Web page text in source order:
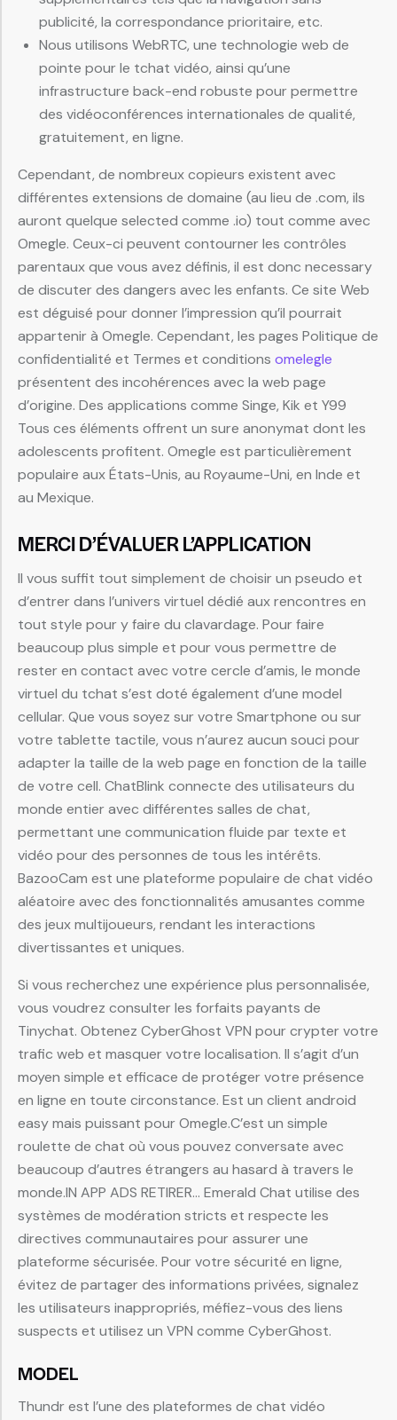
publicité, la correspondance prioritaire, etc.
Nous utilisons WebRTC, une technologie web de
pointe pour le tchat vidéo, ainsi qu’une
infrastructure back-end robuste pour permettre
des vidéoconférences internationales de qualité,
gratuitement, en ligne.
Cependant, de nombreux copieurs existent avec
différentes extensions de domaine (au lieu de .com, ils
auront quelque selected comme .io) tout comme avec
Omegle. Ceux-ci peuvent contourner les contrôles
parentaux que vous avez définis, il est donc necessary
de discuter des dangers avec les enfants. Ce site Web
est déguisé pour donner l’impression qu’il pourrait
appartenir à Omegle. Cependant, les pages Politique de
confidentialité et Termes et conditions omelegle
présentent des incohérences avec la web page
d’origine. Des applications comme Singe, Kik et Y99
Tous ces éléments offrent un sure anonymat dont les
adolescents profitent. Omegle est particulièrement
populaire aux États-Unis, au Royaume-Uni, en Inde et
au Mexique.
MERCI D’ÉVALUER L’APPLICATION
Il vous suffit tout simplement de choisir un pseudo et
d’entrer dans l’univers virtuel dédié aux rencontres en
tout style pour y faire du clavardage. Pour faire
beaucoup plus simple et pour vous permettre de
rester en contact avec votre cercle d’amis, le monde
virtuel du tchat s’est doté également d’une model
cellular. Que vous soyez sur votre Smartphone ou sur
votre tablette tactile, vous n’aurez aucun souci pour
adapter la taille de la web page en fonction de la taille
de votre cell. ChatBlink connecte des utilisateurs du
monde entier avec différentes salles de chat,
permettant une communication fluide par texte et
vidéo pour des personnes de tous les intérêts.
BazooCam est une plateforme populaire de chat vidéo
aléatoire avec des fonctionnalités amusantes comme
des jeux multijoueurs, rendant les interactions
divertissantes et uniques.
Si vous recherchez une expérience plus personnalisée,
vous voudrez consulter les forfaits payants de
Tinychat. Obtenez CyberGhost VPN pour crypter votre
trafic web et masquer votre localisation. Il s’agit d’un
moyen simple et efficace de protéger votre présence
en ligne en toute circonstance. Est un client android
easy mais puissant pour Omegle.C’est un simple
roulette de chat où vous pouvez conversate avec
beaucoup d’autres étrangers au hasard à travers le
monde.IN APP ADS RETIRER… Emerald Chat utilise des
systèmes de modération stricts et respecte les
directives communautaires pour assurer une
plateforme sécurisée. Pour votre sécurité en ligne,
évitez de partager des informations privées, signalez
les utilisateurs inappropriés, méfiez-vous des liens
suspects et utilisez un VPN comme CyberGhost.
MODEL
Thundr est l’une des plateformes de chat vidéo